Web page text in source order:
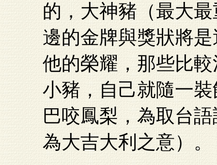
的，大神豬（最大
邊的金牌與獎狀將
他的榮耀，那些比
小豬，自己就隨一
巴咬鳳梨，為取台
為大吉大利之意）。